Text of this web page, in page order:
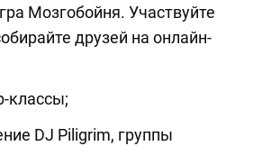
Мозгобойня. Участвуйте
друзей на онлайн-
классы;
DJ Piligrim, группы